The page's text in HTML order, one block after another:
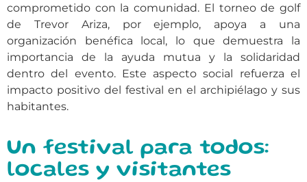
comprometido con la comunidad. El torneo de golf
de Trevor Ariza, por ejemplo, apoya a una
organización benéfica local, lo que demuestra la
importancia de la ayuda mutua y la solidaridad
dentro del evento. Este aspecto social refuerza el
impacto positivo del festival en el archipiélago y sus
habitantes.
Un festival para todos:
locales y visitantes